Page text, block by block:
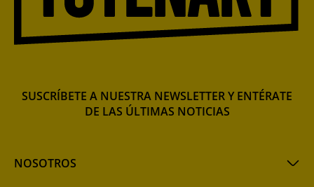
NOSOTROS
SUSCRÍBETE A NUESTRA NEWSLETTER Y ENTÉRATE
DE LAS ÚLTIMAS NOTICIAS